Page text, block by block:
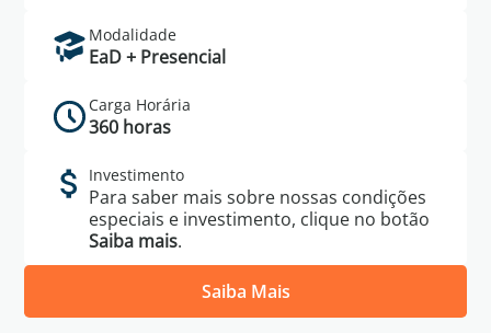
Modalidade
EaD + Presencial
Carga Horária
360 horas
Investimento
Para saber mais sobre nossas condições
especiais e investimento, clique no botão
Saiba mais.
Saiba Mais
informações do curso de Contabilidade e